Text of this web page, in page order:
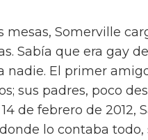
mesas, Somerville
Sabía que era gay
nadie. El primer
sus padres, poco
de febrero de 2012,
lo contaba